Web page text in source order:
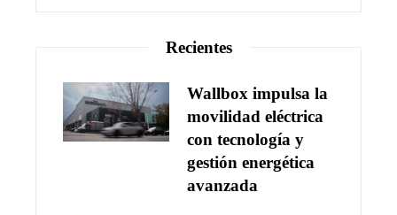
Recientes
Wallbox impulsa la
movilidad eléctrica
con tecnología y
gestión energética
avanzada